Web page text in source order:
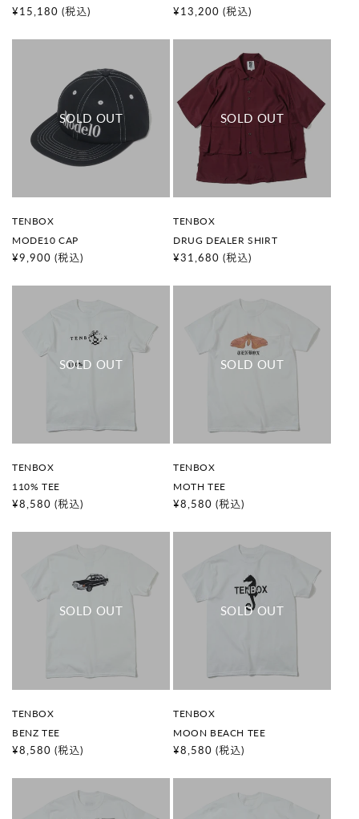
:通
価
¥15,180 (税込)
:通
価
¥13,200 (税込)
販
元
:
TENBOX
MODE10 CAP
通
価
¥9,900 (税込)
販
元
:
TENBOX
DRUG DEALER SHIRT
通
価
¥31,680 (税込)
販
元
:
TENBOX
110% TEE
通
価
¥8,580 (税込)
販
元
:
TENBOX
MOTH TEE
通
価
¥8,580 (税込)
販
元
:
TENBOX
BENZ TEE
通
価
¥8,580 (税込)
販
元
:
TENBOX
MOON BEACH TEE
通
価
¥8,580 (税込)